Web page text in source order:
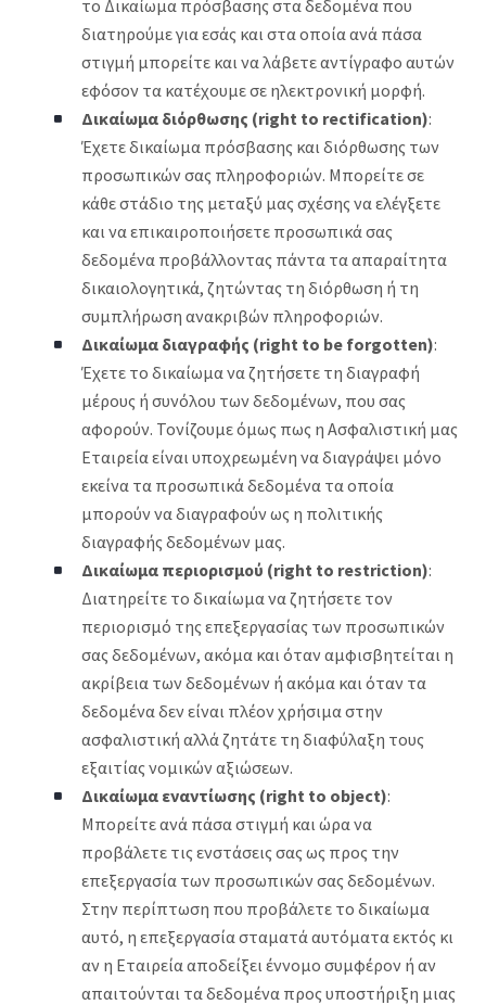
το Δικαίωμα πρόσβασης στα δεδομένα που
διατηρούμε για εσάς και στα οποία ανά πάσα
στιγμή μπορείτε και να λάβετε αντίγραφο αυτών
εφόσον τα κατέχουμε σε ηλεκτρονική μορφή.
Δικαίωμα διόρθωσης (right to rectification):
Έχετε δικαίωμα πρόσβασης και διόρθωσης των
προσωπικών σας πληροφοριών. Μπορείτε σε
κάθε στάδιο της μεταξύ μας σχέσης να ελέγξετε
και να επικαιροποιήσετε προσωπικά σας
δεδομένα προβάλλοντας πάντα τα απαραίτητα
δικαιολογητικά, ζητώντας τη διόρθωση ή τη
συμπλήρωση ανακριβών πληροφοριών.
Δικαίωμα διαγραφής (right to be forgotten):
Έχετε το δικαίωμα να ζητήσετε τη διαγραφή
μέρους ή συνόλου των δεδομένων, που σας
αφορούν. Τονίζουμε όμως πως η Ασφαλιστική μας
Εταιρεία είναι υποχρεωμένη να διαγράψει μόνο
εκείνα τα προσωπικά δεδομένα τα οποία
μπορούν να διαγραφούν ως η πολιτικής
διαγραφής δεδομένων μας.
Δικαίωμα περιορισμού (right to restriction):
Διατηρείτε το δικαίωμα να ζητήσετε τον
περιορισμό της επεξεργασίας των προσωπικών
σας δεδομένων, ακόμα και όταν αμφισβητείται η
ακρίβεια των δεδομένων ή ακόμα και όταν τα
δεδομένα δεν είναι πλέον χρήσιμα στην
ασφαλιστική αλλά ζητάτε τη διαφύλαξη τους
εξαιτίας νομικών αξιώσεων.
Δικαίωμα εναντίωσης (right to object):
Μπορείτε ανά πάσα στιγμή και ώρα να
προβάλετε τις ενστάσεις σας ως προς την
επεξεργασία των προσωπικών σας δεδομένων.
Στην περίπτωση που προβάλετε το δικαίωμα
αυτό, η επεξεργασία σταματά αυτόματα εκτός κι
αν η Εταιρεία αποδείξει έννομο συμφέρον ή αν
απαιτούνται τα δεδομένα προς υποστήριξη μιας